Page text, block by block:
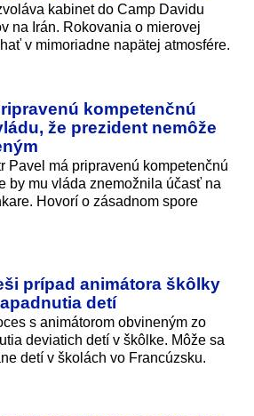
kabinet do Camp Davidu
na Irán. Rokovania o mierovej
v mimoriadne napätej atmosfére.
kompetenčnú
že prezident nemôže
Pavel má pripravenú kompetenčnú
by mu vláda znemožnila účasť na
Hovorí o zásadnom spore
prípad animátora škôlky
detí
s animátorom obvineným zo
deviatich detí v škôlke. Môže sa
detí v školách vo Francúzsku.